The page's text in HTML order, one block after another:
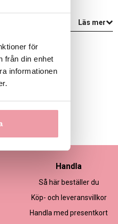
för
från din enhet
informationen
Läs mer
Handla
Så här beställer du
Köp- och leveransvillkor
Handla med presentkort